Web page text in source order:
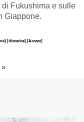
Fukushima e sulle
Giappone.
[discarica] [Accam]
»